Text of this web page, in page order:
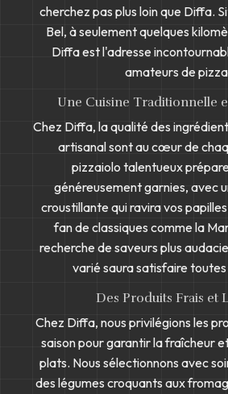
cherchez pas plus loin que Diffa.
Bel, à seulement quelques
Diffa est l'adresse
amateurs de
Une Cuisine Traditionnelle
Chez Diffa, la qualité des
artisanal sont au cœur de
pizzaiolo talentueux
généreusement garnies, avec
croustillante qui ravira vos
fan de classiques comme la
recherche de saveurs plus
varié saura satisfaire toutes
Des Produits Frais et
Chez Diffa, nous privilégions les
saison pour garantir la fraîcheur
plats. Nous sélectionnons avec
des légumes croquants aux